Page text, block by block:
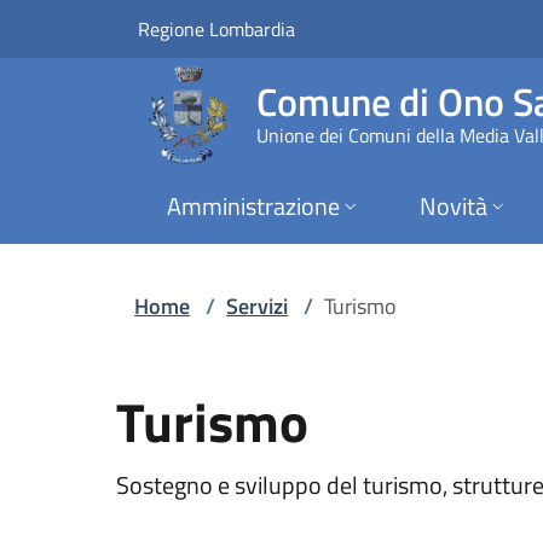
Vai al contenuto principale
Servizi | Comune di
Regione Lombardia
Comune di Ono
Unione dei Comuni della Media
Amministrazione Novità
Home / Servizi / Turismo
Turismo
Sostegno e sviluppo del turismo,